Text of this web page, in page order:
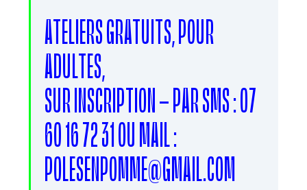
ATELIERS GRATUITS, POUR
ADULTES,
SUR INSCRIPTION – PAR SMS : 07
60 16 72 31 OU MAIL :
POLESENPOMME@GMAIL.COM